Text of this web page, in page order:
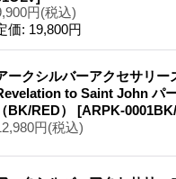
円(税込)
価: 19,800円
ークシルバーアクセサリー
to Saint John パ
（BK/RED） [ARPK-
円(税込)